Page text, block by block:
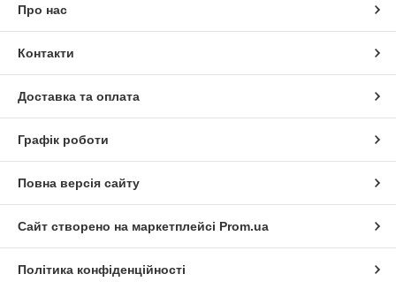
Про нас
Контакти
Доставка та оплата
Графік роботи
Повна версія сайту
Сайт створено на маркетплейсі Prom.ua
Політика конфіденційності